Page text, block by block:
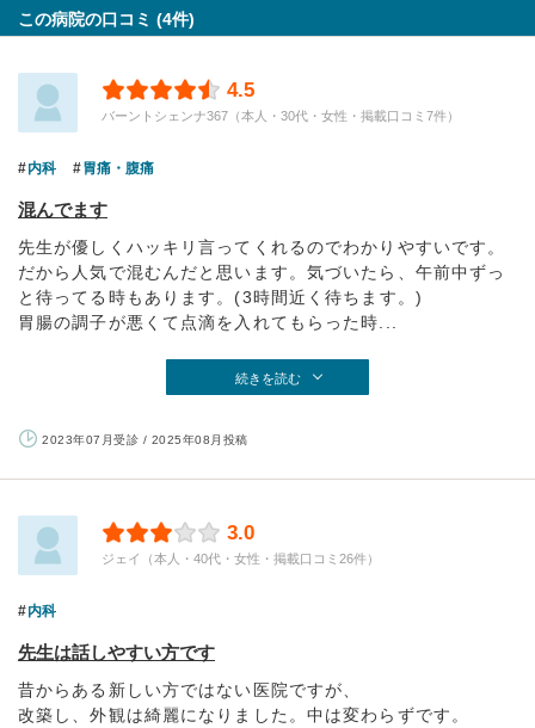
この病院の口コミ (4件)
4.5
バーントシェンナ367（本人・30代・女性・掲載口コミ7件）
内科 胃痛・腹痛
混んでます
先生が優しくハッキリ言ってくれるのでわかりやすいです。
だから人気で混むんだと思います。気づいたら、午前中ずっ
と待ってる時もあります。(3時間近く待ちます。)
胃腸の調子が悪くて点滴を入れてもらった時...
続きを読む
2023年07月受診 / 2025年08月投稿
3.0
ジェイ（本人・40代・女性・掲載口コミ26件）
内科
先生は話しやすい方です
昔からある新しい方ではない医院ですが、
改築し、外観は綺麗になりました。中は変わらずです。